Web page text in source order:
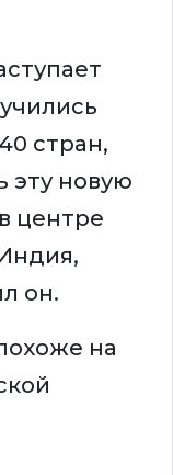
стран,
эту новую
центре
он.
на